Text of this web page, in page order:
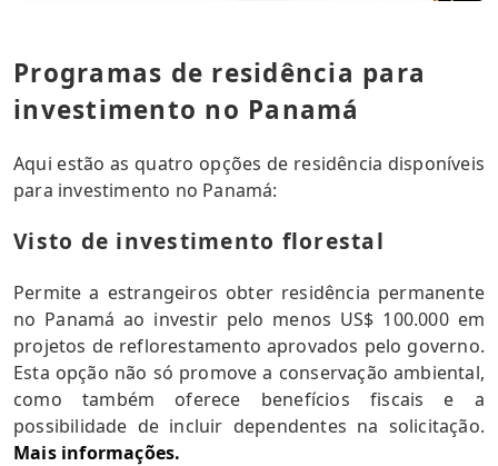
Programas de residência para
investimento no Panamá
Aqui estão as quatro opções de residência disponíveis
para investimento no Panamá:
Visto de investimento florestal
Permite a estrangeiros obter residência permanente
no Panamá ao investir pelo menos US$ 100.000 em
projetos de reflorestamento aprovados pelo governo.
Esta opção não só promove a conservação ambiental,
como também oferece benefícios fiscais e a
possibilidade de incluir dependentes na solicitação.
Mais informações.